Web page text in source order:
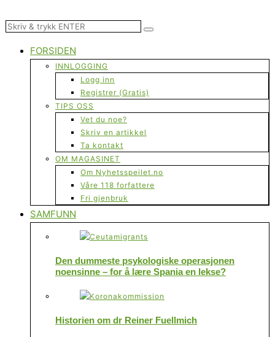
FORSIDEN
INNLOGGING
Logg inn
Registrer (Gratis)
TIPS OSS
Vet du noe?
Skriv en artikkel
Ta kontakt
OM MAGASINET
Om Nyhetsspeilet.no
Våre 118 forfattere
Fri gjenbruk
SAMFUNN
Den dummeste psykologiske operasjonen
noensinne – for å lære Spania en lekse?
Historien om dr Reiner Fuellmich